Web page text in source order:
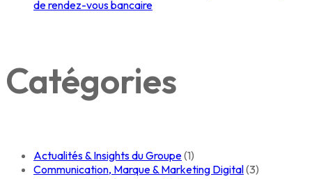
de rendez-vous bancaire
Catégories
Actualités & Insights du Groupe(1)
Communication, Marque & Marketing Digital(3)